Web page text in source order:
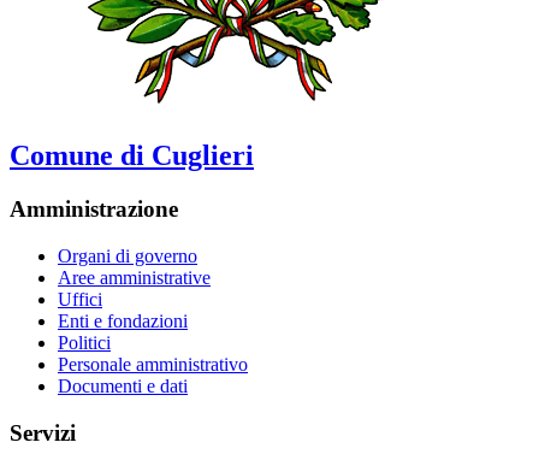
Comune di Cuglieri
Amministrazione
Organi di governo
Aree amministrative
Uffici
Enti e fondazioni
Politici
Personale amministrativo
Documenti e dati
Servizi